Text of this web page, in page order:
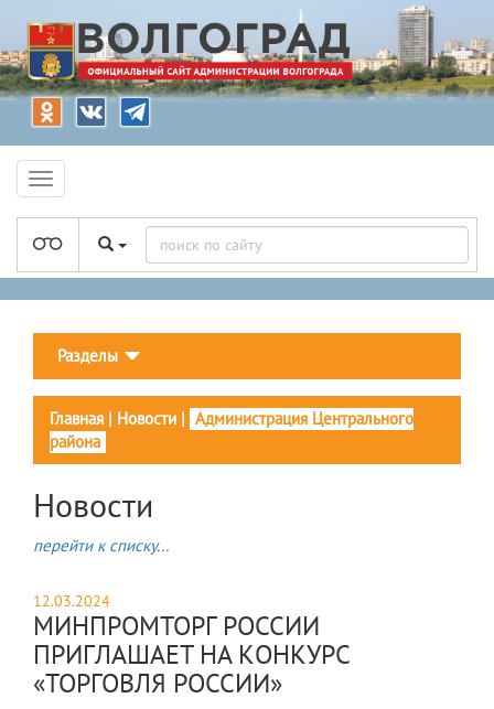
Разделы
Главная | Новости | Администрация Центрального
района
Новости
перейти к списку...
12.03.2024
МИНПРОМТОРГ РОССИИ
ПРИГЛАШАЕТ НА КОНКУРС
«ТОРГОВЛЯ РОССИИ»